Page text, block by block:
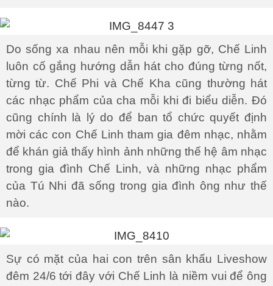
Do sống xa nhau nên mỗi khi gặp gỡ, Chế Linh
luôn cố gắng hướng dẫn hát cho đúng từng nốt,
từng từ. Chế Phi và Chế Kha cũng thường hát
các nhạc phẩm của cha mỗi khi đi biểu diễn. Đó
cũng chính là lý do để ban tổ chức quyết định
mời các con Chế Linh tham gia đêm nhạc, nhằm
để khán giả thấy hình ảnh những thế hệ âm nhạc
trong gia đình Chế Linh, và những nhạc phẩm
của Tú Nhi đã sống trong gia đình ông như thế
nào.
Sự có mặt của hai con trên sân khấu Liveshow
đêm 24/6 tới đây với Chế Linh là niềm vui để ông